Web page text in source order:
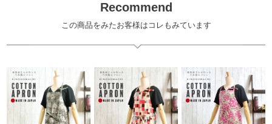
Recommend
この商品をみたお客様はコレもみています